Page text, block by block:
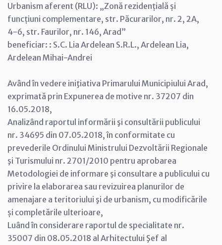
Urbanism aferent (RLU): „Zonă rezidențială și
funcțiuni complementare, str. Păcurarilor, nr. 2, 2A,
4-6, str. Faurilor, nr. 146, Arad”
beneficiar: : S.C. Lia Ardelean S.R.L., Ardelean Lia,
Ardelean Mihai-Andrei
Având în vedere iniţiativa Primarului Municipiului Arad,
exprimată prin Expunerea de motive nr. 37207 din
16.05.2018,
Analizând raportul informării şi consultării publicului
nr. 34695 din 07.05.2018, în conformitate cu
prevederile Ordinului Ministrului Dezvoltării Regionale
şi Turismului nr. 2701/2010 pentru aprobarea
Metodologiei de informare şi consultare a publicului cu
privire la elaborarea sau revizuirea planurilor de
amenajare a teritoriului şi de urbanism, cu modificările
și completările ulterioare,
Luând în considerare raportul de specialitate nr.
35007 din 08.05.2018 al Arhitectului Şef al